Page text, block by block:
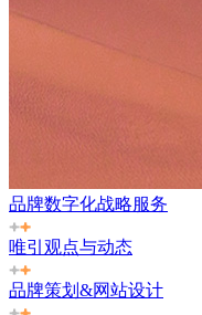
品牌数字化战略服务
唯引观点与动态
品牌策划&网站设计